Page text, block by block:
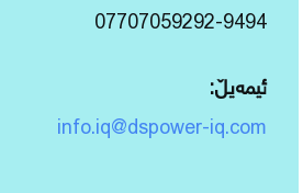
07707059292-9494
ئیمەیڵ:
info.iq@dspower-iq.com